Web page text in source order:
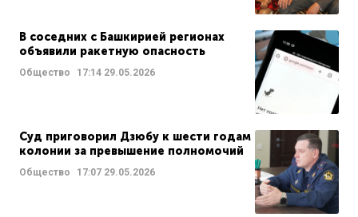
В соседних с Башкирией регионах
объявили ракетную опасность
Общество 17:14 29.05.2026
Суд приговорил Дзюбу к шести годам
колонии за превышение полномочий
Общество 17:07 29.05.2026